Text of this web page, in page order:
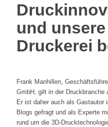
und unsere
Druckerei
Frank Manhillen,
GmbH, gilt in der Druckbranche
Er ist daher auch als Gastautor
Blogs gefragt und als Experte
rund um die 3D-